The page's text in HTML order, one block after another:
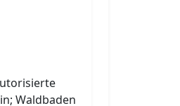
Waldbaden